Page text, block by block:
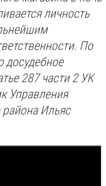
личность
По
досудебное
287 части 2 УК
Управления
района Ильяс